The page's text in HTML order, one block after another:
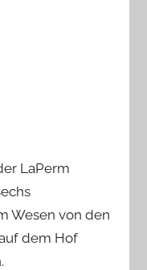
LaPerm
Wesen von den
dem Hof